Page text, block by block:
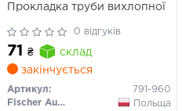
Прокладка труби вихлопної
0 відгуків
71 ₴
склад
закінчується
Артикул:
791-960
Fischer Automotive One (FA1)
Польща